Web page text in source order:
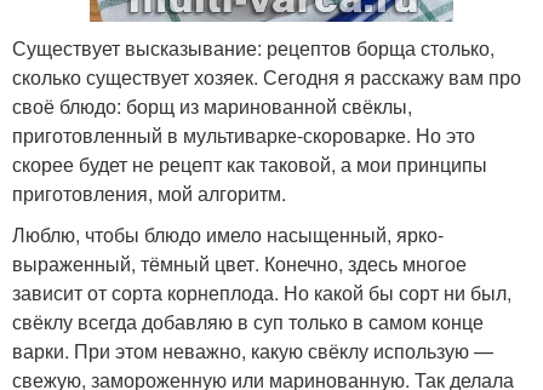
Существует высказывание: рецептов борща столько,
сколько существует хозяек. Сегодня я расскажу вам про
своё блюдо: борщ из маринованной свёклы,
приготовленный в мультиварке-скороварке. Но это
скорее будет не рецепт как таковой, а мои принципы
приготовления, мой алгоритм.
Люблю, чтобы блюдо имело насыщенный, ярко-
выраженный, тёмный цвет. Конечно, здесь многое
зависит от сорта корнеплода. Но какой бы сорт ни был,
свёклу всегда добавляю в суп только в самом конце
варки. При этом неважно, какую свёклу использую —
свежую, замороженную или маринованную. Так делала